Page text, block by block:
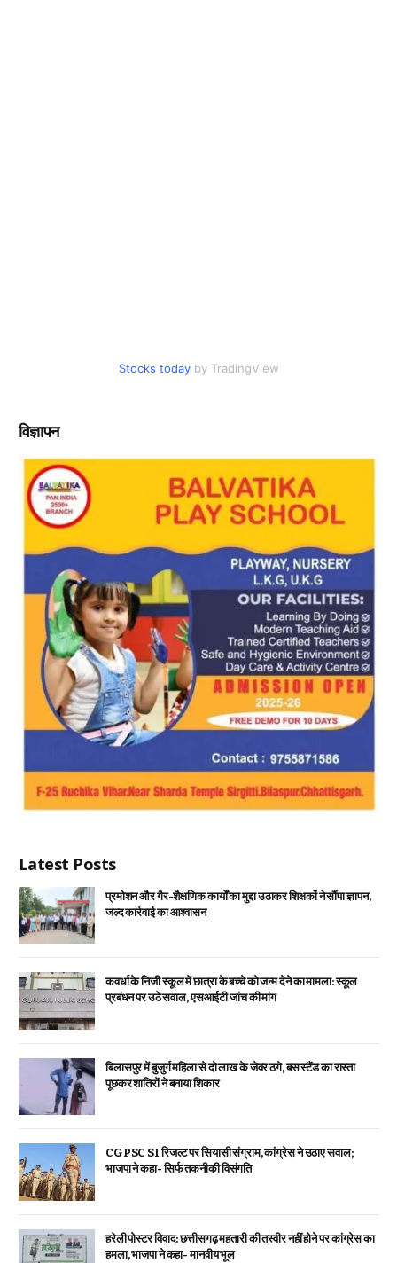
Stocks today by TradingView
विज्ञापन
Latest Posts
प्रमोशन और गैर-शैक्षणिक कार्यों का मुद्दा उठाकर शिक्षकों ने सौंपा ज्ञापन,
जल्द कार्रवाई का आश्वासन
कवर्धा के निजी स्कूल में छात्रा के बच्चे को जन्म देने का मामला: स्कूल
प्रबंधन पर उठे सवाल, एसआईटी जांच की मांग
बिलासपुर में बुजुर्ग महिला से दो लाख के जेवर ठगे, बस स्टैंड का रास्ता
पूछकर शातिरों ने बनाया शिकार
CGPSC SI रिजल्ट पर सियासी संग्राम, कांग्रेस ने उठाए सवाल;
भाजपा ने कहा- सिर्फ तकनीकी विसंगति
हरेली पोस्टर विवाद: छत्तीसगढ़ महतारी की तस्वीर नहीं होने पर कांग्रेस का
हमला, भाजपा ने कहा- मानवीय भूल